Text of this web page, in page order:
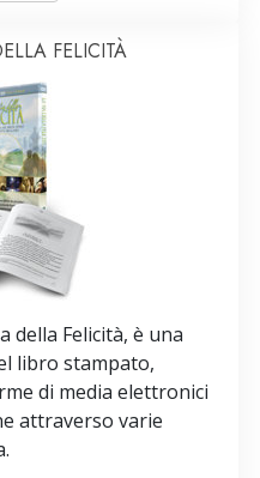
FELICITÀ
della Felicità, è una
libro stampato,
di media elettronici
attraverso varie